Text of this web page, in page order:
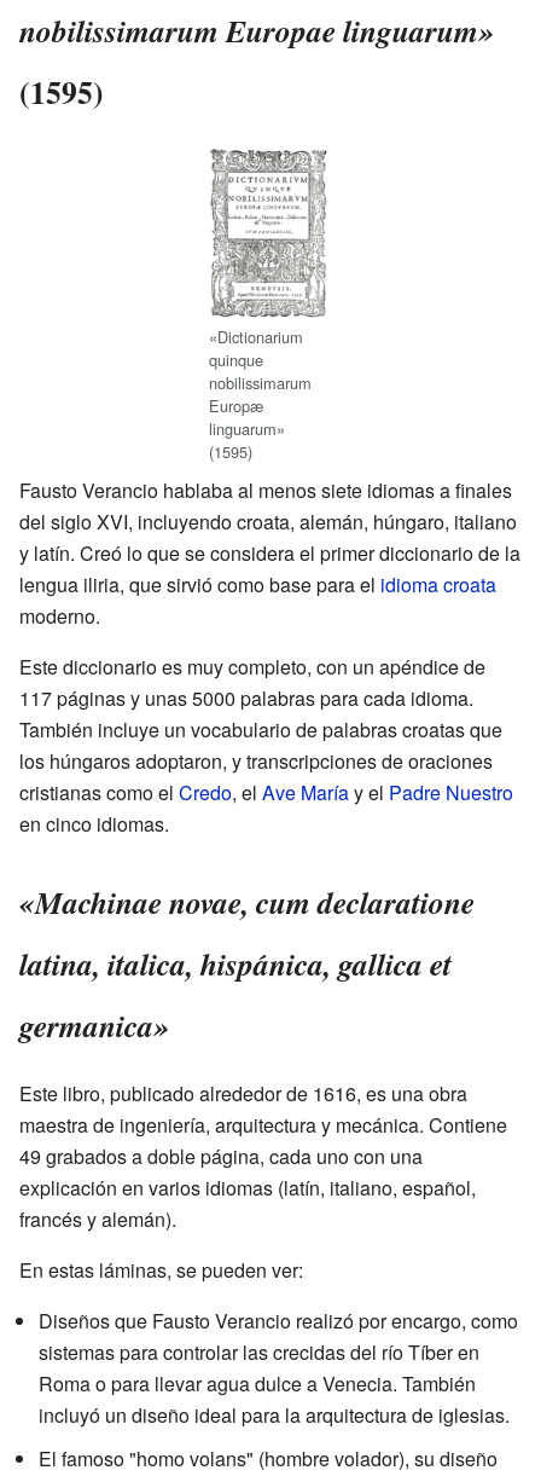
nobilissimarum Europae linguarum»
(1595)
«Dictionarium
quinque
nobilissimarum
Europæ
linguarum»
(1595)
Fausto Verancio hablaba al menos siete idiomas a finales
del siglo XVI, incluyendo croata, alemán, húngaro, italiano
y latín. Creó lo que se considera el primer diccionario de la
lengua iliria, que sirvió como base para el idioma croata
moderno.
Este diccionario es muy completo, con un apéndice de
117 páginas y unas 5000 palabras para cada idioma.
También incluye un vocabulario de palabras croatas que
los húngaros adoptaron, y transcripciones de oraciones
cristianas como el Credo, el Ave Maríay el Padre Nuestro
en cinco idiomas.
«Machinae novae, cum declaratione
latina, italica, hispánica, gallica et
germanica»
Este libro, publicado alrededor de 1616, es una obra
maestra de ingeniería, arquitectura y mecánica. Contiene
49 grabados a doble página, cada uno con una
explicación en varios idiomas (latín, italiano, español,
francés y alemán).
En estas láminas, se pueden ver:
Diseños que Fausto Verancio realizó por encargo, como
sistemas para controlar las crecidas del río Tíber en
Roma o para llevar agua dulce a Venecia. También
incluyó un diseño ideal para la arquitectura de iglesias.
El famoso "homo volans" (hombre volador), su diseño